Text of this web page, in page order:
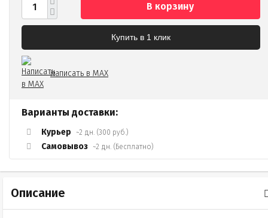
В корзину
Купить в 1 клик
Написать в MAX
Варианты доставки:
Курьер ~2 дн. (300 руб.)
Самовывоз ~2 дн. (Бесплатно)
Описание